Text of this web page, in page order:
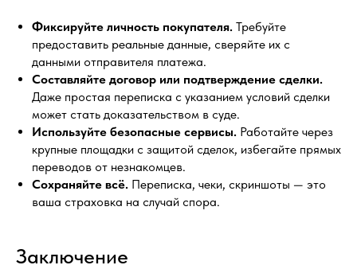
Фиксируйте личность покупателя. Требуйте
предоставить реальные данные, сверяйте их с
данными отправителя платежа.
Составляйте договор или подтверждение сделки.
Даже простая переписка с указанием условий сделки
может стать доказательством в суде.
Используйте безопасные сервисы. Работайте через
крупные площадки с защитой сделок, избегайте прямых
переводов от незнакомцев.
Сохраняйте всё. Переписка, чеки, скриншоты — это
ваша страховка на случай спора.
Заключение